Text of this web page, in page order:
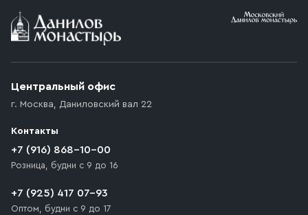
Условия доставки
возникают препятствия для подъезда автомобиля,
которое максимально близко к месту запланированной
движения. Если на территории места назначения
доставки предусмотрен платный въезд, то Покупателю
необходимо компенсировать стоимость въезда
Центральный офис
г. Москва, Даниловский вал 22
Контакты
+7 (916) 868-10-00
Розница, будни с 9 до 16
+7 (925) 417 07-93
Оптом, будни с 9 до 17